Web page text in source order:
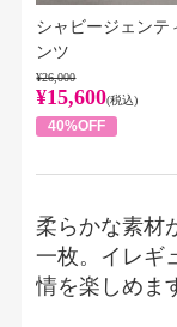
シャビージェンテ
ンツ
¥26,000
¥15,600(税込)
40%OFF
柔らかな素材
一枚。イレギ
情を楽しめま